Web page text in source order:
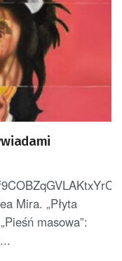
Mira. „Płyta
masowa”: